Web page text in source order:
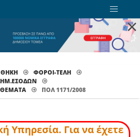
×
ΦΟΡΟΙ-ΤΕΛΗ
ΠΟΛ 1171/2008
Υπηρεσία. Για να έχετε